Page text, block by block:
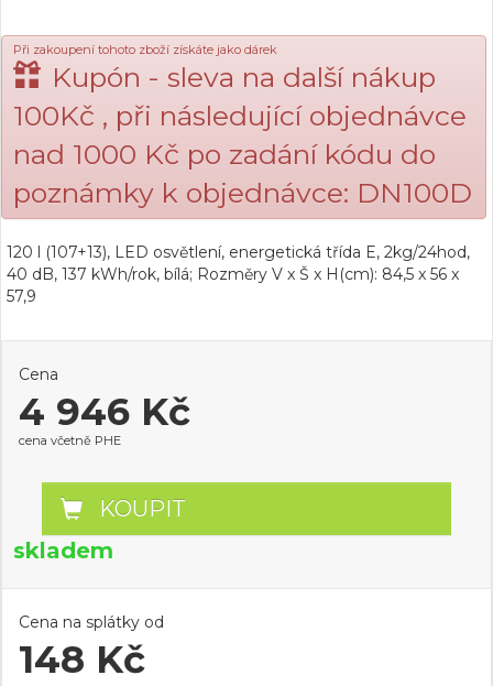
Při zakoupení tohoto zboží získáte jako dárek
Kupón - sleva na další nákup
100Kč , při následující objednávce
nad 1000 Kč po zadání kódu do
poznámky k objednávce: DN100D
120 l (107+13), LED osvětlení, energetická třída E, 2kg/24hod,
40 dB, 137 kWh/rok, bílá; Rozměry V x Š x H(cm): 84,5 x 56 x
57,9
Cena
4 946 Kč
cena včetně PHE
KOUPIT
skladem
Cena na splátky od
148 Kč